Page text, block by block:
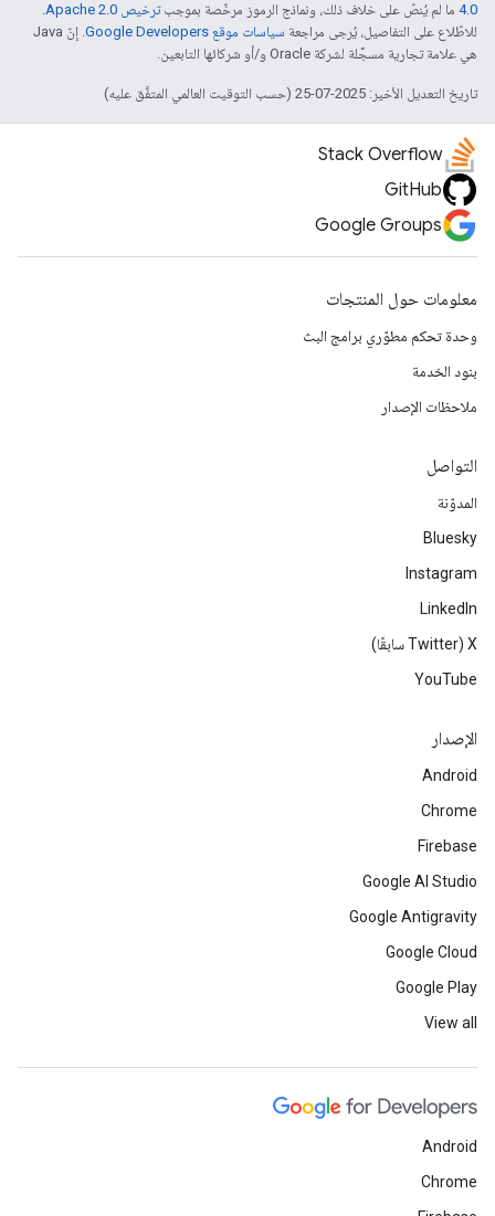
4.0‏ ما لم يُنصّ على خلاف ذلك، ونماذج الرموز مرخّصة بموجبترخيص Apache 2.0‏
.
للاطّلاع على التفاصيل، يُرجى مراجعة سياسات موقع Google Developers‏
. إنّ Java
هي علامة تجارية مسجَّلة لشركة Oracle و/أو شركائها التابعين.
تاريخ التعديل الأخير: 2025-07-25 (حسب التوقيت العالمي المتفَّق عليه)
Stack Overflow
GitHub
Google Groups
معلومات حول المنتجات
وحدة تحكم مطوّري برامج البث
بنود الخدمة
ملاحظات الإصدار
التواصل
المدوّنة
Bluesky
Instagram
LinkedIn
‫X ‏(Twitter سابقًا)
YouTube
الإصدار
Android
Chrome
Firebase
Google AI Studio
Google Antigravity
Google Cloud
Google Play
View all
Android
Chrome